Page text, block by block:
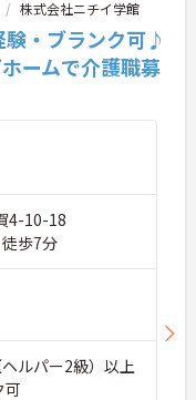
株式会社ニチイ学館
験・ブランク可♪
ームで介護職募
4-10-18
歩7分
ルパー2級）以上
可